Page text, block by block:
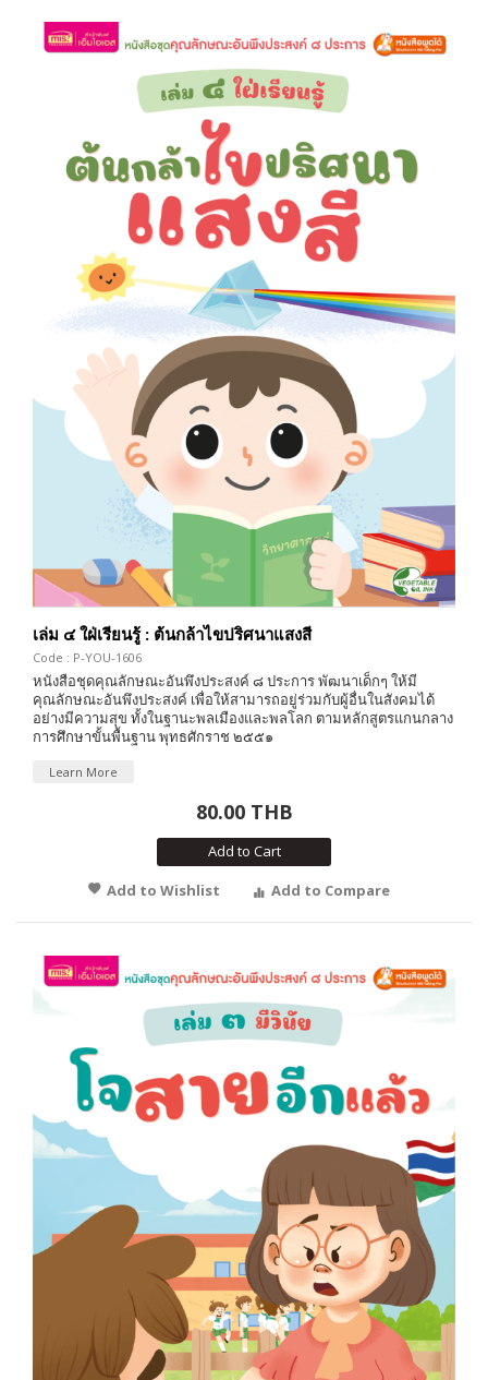
เล่ม ๔ ใฝ่เรียนรู้ : ต้นกล้าไขปริศนาแสงสี
Code : P-YOU-1606
หนังสือชุดคุณลักษณะอันพึงประสงค์ ๘ ประการ พัฒนาเด็กๆ ให้มี
คุณลักษณะอันพึงประสงค์ เพื่อให้สามารถอยู่ร่วมกับผู้อื่นในสังคมได้
อย่างมีความสุข ทั้งในฐานะพลเมืองและพลโลก ตามหลักสูตรแกนกลาง
การศึกษาขั้นพื้นฐาน พุทธศักราช ๒๕๕๑
Learn More
80.00 THB
Add to Cart
Add to Wishlist
Add to Compare